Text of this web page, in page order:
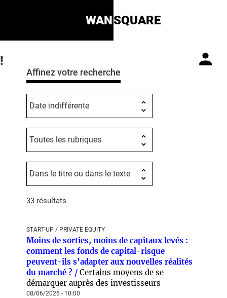
WANSQUARE
!
Affinez votre recherche
33 résultats
START-UP / PRIVATE EQUITY
Moins de sorties, moins de capitaux levés :
comment les fonds de capital-risque
peuvent-ils s’adapter aux nouvelles réalités
du marché ? / Certains moyens de se
démarquer auprès des investisseurs
08/06/2026 - 10:00